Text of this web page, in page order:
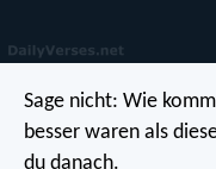
Sage nicht: Wie
besser waren als
du danach.